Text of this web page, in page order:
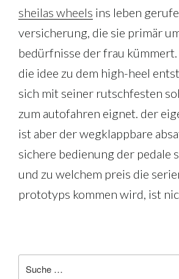
sheilas wheels ins leben
versicherung, die sie primär
bedürfnisse der frau
die idee zu dem high-heel
sich mit seiner rutschfesten
zum autofahren eignet. der
ist aber der wegklappbare
sichere bedienung der pedale
und zu welchem preis die
prototyps kommen wird, ist
nach: